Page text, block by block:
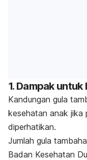
1. Dampak
Kandungan gula
kesehatan anak jika
diperhatikan.
Jumlah gula
Badan Kesehatan